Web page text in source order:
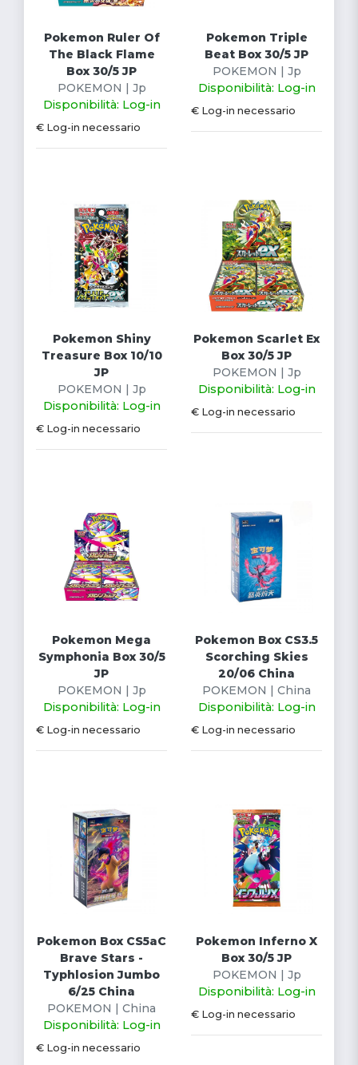
Pokemon Ruler Of
The Black Flame
Box 30/5 JP
POKEMON | Jp
Disponibilità: Log-in
€ Log-in necessario
Pokemon Triple
Beat Box 30/5 JP
POKEMON | Jp
Disponibilità: Log-in
€ Log-in necessario
Pokemon Shiny
Treasure Box 10/10
JP
POKEMON | Jp
Disponibilità: Log-in
€ Log-in necessario
Pokemon Scarlet Ex
Box 30/5 JP
POKEMON | Jp
Disponibilità: Log-in
€ Log-in necessario
Pokemon Mega
Symphonia Box 30/5
JP
POKEMON | Jp
Disponibilità: Log-in
€ Log-in necessario
Pokemon Box CS3.5
Scorching Skies
20/06 China
POKEMON | China
Disponibilità: Log-in
€ Log-in necessario
Pokemon Box CS5aC
Brave Stars -
Typhlosion Jumbo
6/25 China
POKEMON | China
Disponibilità: Log-in
€ Log-in necessario
Pokemon Inferno X
Box 30/5 JP
POKEMON | Jp
Disponibilità: Log-in
€ Log-in necessario